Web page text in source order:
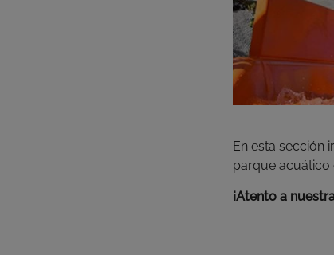
En esta sección
parque acuático
¡Atento a